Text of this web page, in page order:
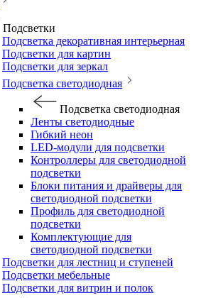
Подсветки
Подсветка декоративная интерьерная
Подсветки для картин
Подсветки для зеркал
Подсветка светодиодная
Подсветка светодиодная
Ленты светодиодные
Гибкий неон
LED-модули для подсветки
Контроллеры для светодиодной
подсветки
Блоки питания и драйверы для
светодиодной подсветки
Профиль для светодиодной
подсветки
Комплектующие для
светодиодной подсветки
Подсветки для лестниц и ступеней
Подсветки мебельные
Подсветки для витрин и полок